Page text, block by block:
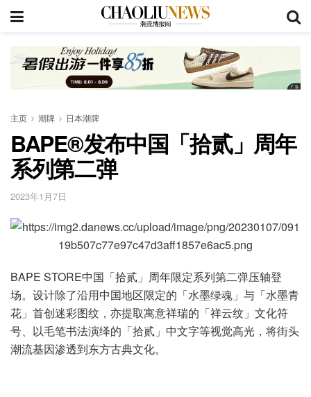
主页 潮牌 日本潮牌
BAPE®发布中国「拾贰」周年
系列第二弹
2023年1月7日
BAPE STORE中国「拾贰」周年限定系列第二弹压轴登
场。设计除了沿用中国地区限定的「水墨绿魂」与「水墨青
花」首创迷彩图纹，亦提取寓意祥瑞的「祥云纹」文化符
号、以毛笔书法演绎的「拾贰」中文字等视觉高光，将街头
潮流基因渗透到东方古典文化。